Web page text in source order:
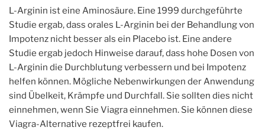
L-Arginin ist eine Aminosäure. Eine 1999 durchgeführte
Studie ergab, dass orales L-Arginin bei der Behandlung von
Impotenz nicht besser als ein Placebo ist. Eine andere
Studie ergab jedoch Hinweise darauf, dass hohe Dosen von
L-Arginin die Durchblutung verbessern und bei Impotenz
helfen können. Mögliche Nebenwirkungen der Anwendung
sind Übelkeit, Krämpfe und Durchfall. Sie sollten dies nicht
einnehmen, wenn Sie Viagra einnehmen. Sie können diese
Viagra-Alternative rezeptfrei kaufen.